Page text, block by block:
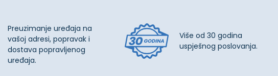
Preuzimanje uređaja na
vašoj adresi, popravak i
dostava popravljenog
uređaja.
Više od 30 godina
uspješnog poslovanja.